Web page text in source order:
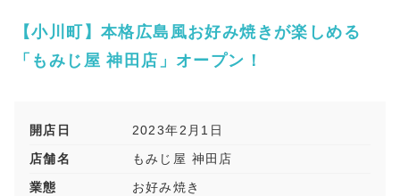
【小川町】本格広島風お好み焼きが楽しめる
「もみじ屋 神田店」オープン！
開店日
2023年2月1日
店舗名
もみじ屋 神田店
業態
お好み焼き